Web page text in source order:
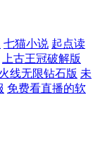
七猫小说 起点读
上古王冠破解版
线无限钻石版 未
免费看直播的软